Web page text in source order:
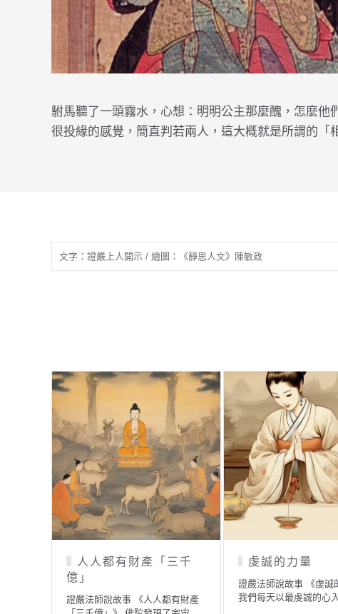
駙馬聽了一頭霧水，心想：明明公主那麼醜，怎麼
很投緣的感覺，簡直判若兩人，這大概就是所謂的「
文字：證嚴上人開示 / 繪圖：《靜思人文》陳敏政
人人都有財產「三千
億」
證嚴法師說故事 《人人都有財產
虔誠的力量
證嚴法師說故事 《虔誠
我們每天以最虔誠的心